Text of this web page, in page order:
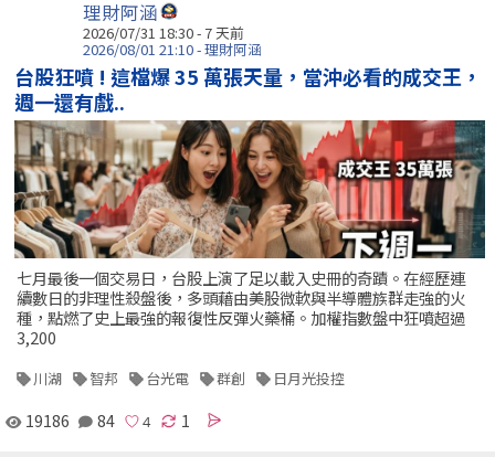
理財阿涵
2026/07/31 18:30 - 7 天前
2026/08/01 21:10 - 理財阿涵
台股狂噴 ! 這檔爆 35 萬張天量，當沖必看的成交王，
週一還有戲..
七月最後一個交易日，台股上演了足以載入史冊的奇蹟。在經歷連
續數日的非理性殺盤後，多頭藉由美股微軟與半導體族群走強的火
種，點燃了史上最強的報復性反彈火藥桶。加權指數盤中狂噴超過
3,200
川湖 智邦 台光電 群創 日月光投控
19186 84 1